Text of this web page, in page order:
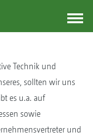
Technik und
sollten wir uns
es u.a. auf
sowie
und